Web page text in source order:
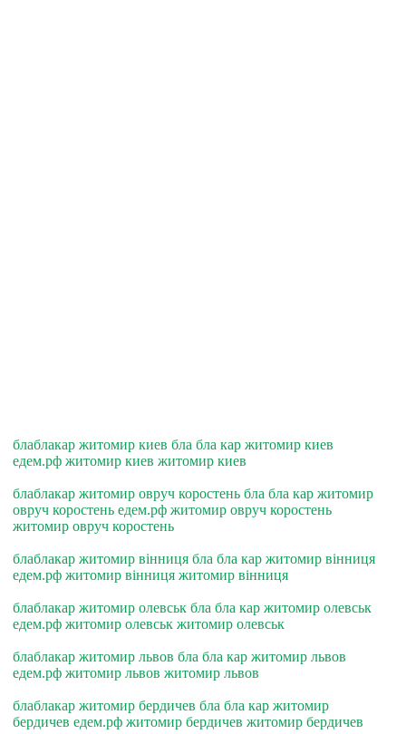
блаблакар житомир киев бла бла кар житомир киев
едем.рф житомир киев житомир киев
блаблакар житомир овруч коростень бла бла кар житомир
овруч коростень едем.рф житомир овруч коростень
житомир овруч коростень
блаблакар житомир вiнниця бла бла кар житомир вiнниця
едем.рф житомир вiнниця житомир вiнниця
блаблакар житомир олевськ бла бла кар житомир олевськ
едем.рф житомир олевськ житомир олевськ
блаблакар житомир львов бла бла кар житомир львов
едем.рф житомир львов житомир львов
блаблакар житомир бердичев бла бла кар житомир
бердичев едем.рф житомир бердичев житомир бердичев